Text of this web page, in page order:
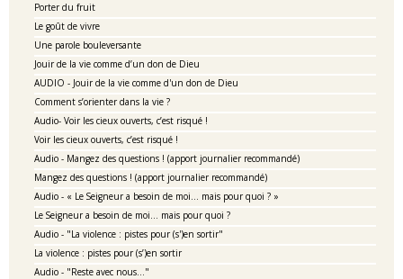
Porter du fruit
Le goût de vivre
Une parole bouleversante
Jouir de la vie comme d’un don de Dieu
AUDIO - Jouir de la vie comme d'un don de Dieu
Comment s’orienter dans la vie ?
Audio- Voir les cieux ouverts, c’est risqué !
Voir les cieux ouverts, c’est risqué !
Audio - Mangez des questions ! (apport journalier recommandé)
Mangez des questions ! (apport journalier recommandé)
Audio - « Le Seigneur a besoin de moi… mais pour quoi ? »
Le Seigneur a besoin de moi… mais pour quoi ?
Audio - "La violence : pistes pour (s')en sortir"
La violence : pistes pour (s’)en sortir
Audio - "Reste avec nous…"